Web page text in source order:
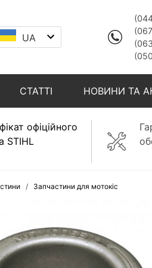
UA
СТАТТІ НОВИНИ ТА
офіційного
STIHL
Запчастини для мотокіс